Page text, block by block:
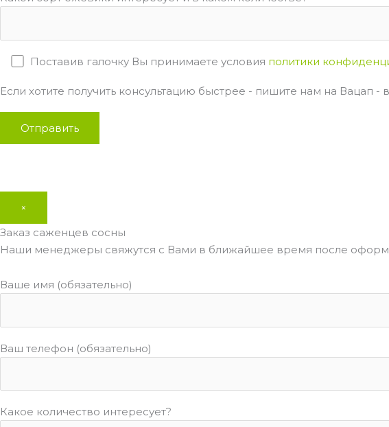
Поставив галочку Вы принимаете условия политики
Если хотите получить консультацию быстрее - пишите нам на Вацап
×
Заказ саженцев сосны
Наши менеджеры свяжутся с Вами в ближайшее время после
Ваше имя (обязательно)
Ваш телефон (обязательно)
Какое количество интересует?